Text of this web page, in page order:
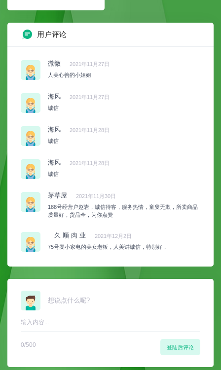
用户评论
微微
2021年11月27日
人美心善的小姐姐
海风
2021年11月27日
诚信
海风
2021年11月28日
诚信
海风
2021年11月28日
诚信
茅草屋
2021年11月30日
188号经营户赵岩，诚信待客，服务热情，童叟无欺，所卖商品
质量好，货品全，为你点赞
久 顺 肉 业
2021年12月2日
75号卖小家电的美女老板，人美讲诚信，特别好，
想说点什么呢?
0/500 登陆后评论